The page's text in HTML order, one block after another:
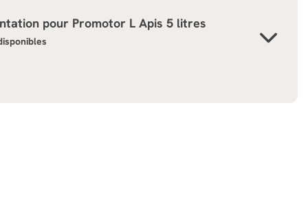
pour Promotor L Apis 5 litres